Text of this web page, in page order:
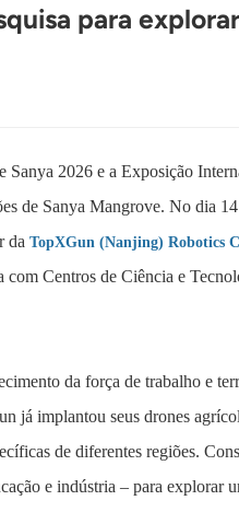
para
2026 e a Exposição
de Sanya Mangrove. No dia
da TopXGun (Nanjing) Robotics
Centros de Ciência e
da força de trabalho e
já implantou seus drones
de diferentes regiões.
e indústria – para explorar